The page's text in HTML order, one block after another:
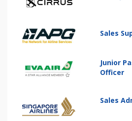
Sales
Junior
Officer
Sales